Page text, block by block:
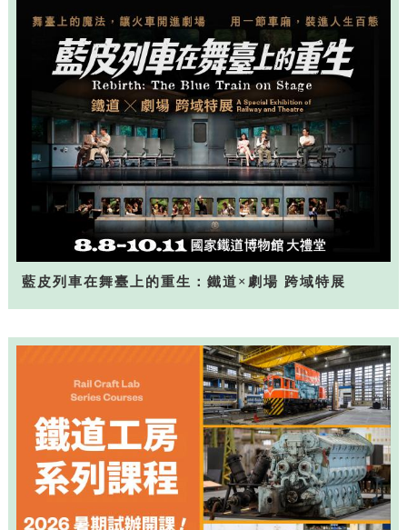
藍皮列車在舞臺上的重生：鐵道×劇場 跨域特展